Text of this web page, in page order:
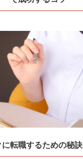
転職するための秘訣